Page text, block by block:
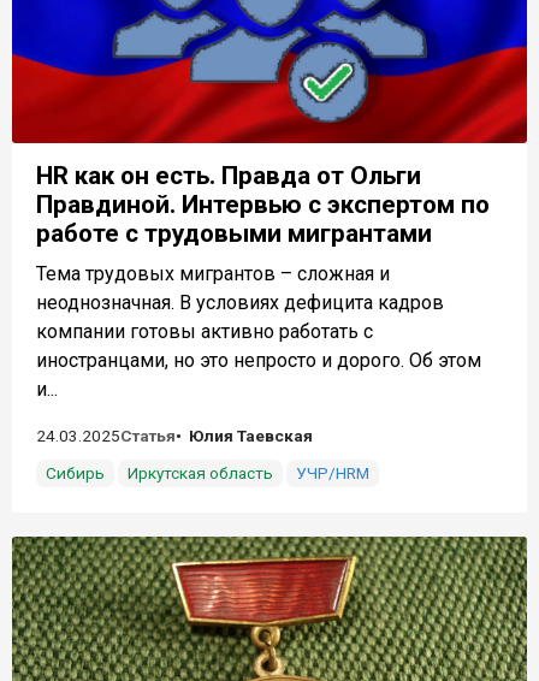
HR как он есть. Правда от Ольги
Правдиной. Интервью с экспертом по
работе с трудовыми мигрантами
Тема трудовых мигрантов – сложная и
неоднозначная. В условиях дефицита кадров
компании готовы активно работать с
иностранцами, но это непросто и дорого. Об этом
и...
24.03.2025Статья
Юлия Таевская
Сибирь
Иркутская область УЧР/HRM